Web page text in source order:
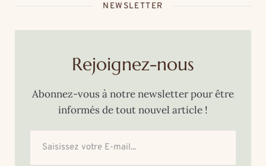
NEWSLETTER
Rejoignez-nous
Abonnez-vous à notre newsletter pour être
informés de tout nouvel article !